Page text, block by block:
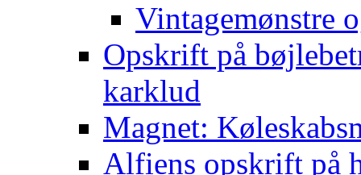
Vintagemønstre
Opskrift på
karklud
Magnet:
Alfiens opskrift på